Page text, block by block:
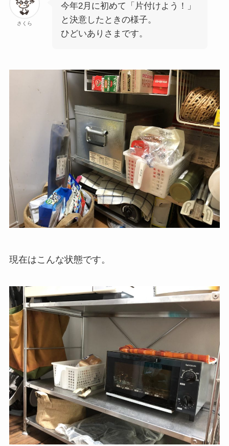
さくら
今年2月に初めて「片付けよう！」
と決意したときの様子。
ひどいありさまです。
現在はこんな状態です。